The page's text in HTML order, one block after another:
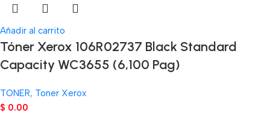
Añadir al carrito
Tóner Xerox 106R02737 Black Standard
Capacity WC3655 (6,100 Pag)
TONER, Toner Xerox
$ 0.00